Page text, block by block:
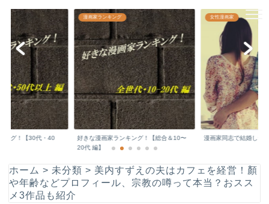
日本の文化を支える敬愛すべき漫画家先生の
顔や年収などをチェックしちゃいます♪
ング！【30代・40
漫画家ランキング
好きな漫画家ランキング！【総合＆10〜
20代 編】
女性漫画家
漫画家同志で結婚した
ホーム > 未分類 > 美内すずえの夫はカフェを経営！顏
や年齢などプロフィール、宗教の噂って本当？おスス
メ3作品も紹介